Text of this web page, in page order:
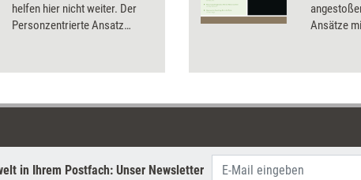
helfen hier nicht weiter. Der
Personzentrierte Ansatz
Veränderungen anzustoßen –
sondern als Haltung
Ansätze
in Ihrem Postfach: Unser Newsletter